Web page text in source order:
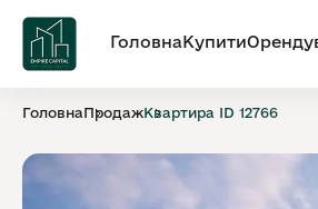
ГоловнаКупити
ГоловнаПродажКвартира ID 12766